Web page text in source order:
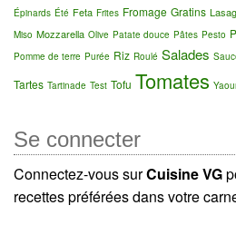
Épinards Été Feta Frites Fromage Gratins
Miso Mozzarella Olive Patate douce Pâtes Pesto
Pomme de terre Purée Riz Roulé Salades
Tartes Tartinade Test Tofu Tomates
Se connecter
Connectez-vous surCuisine VG
recettes préférées dans votre